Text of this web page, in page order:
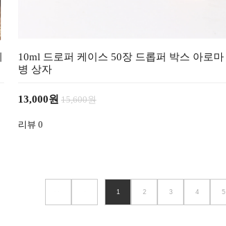
10ml 드로퍼 케이스 50장 드롭퍼 박스 아로마
병 상자
13,000원 15,600원
리뷰 0
1 2 3 4 5